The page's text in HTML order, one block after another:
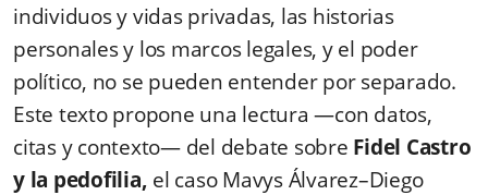
individuos y vidas privadas, las historias
personales y los marcos legales, y el poder
político, no se pueden entender por separado.
Este texto propone una lectura —con datos,
citas y contexto— del debate sobre Fidel Castro
y la pedofilia, el caso Mavys Álvarez–Diego